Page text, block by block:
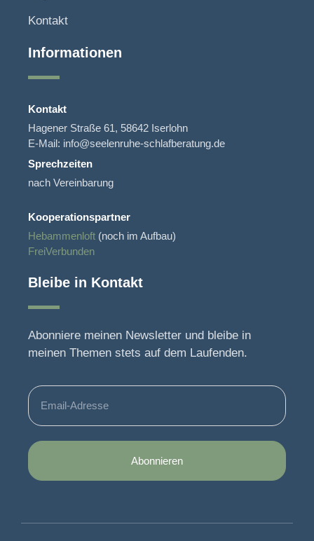
Kontakt
Informationen
Kontakt
Hagener Straße 61, 58642 Iserlohn
E-Mail: info@seelenruhe-schlafberatung.de
Sprechzeiten
nach Vereinbarung
Kooperationspartner
Hebammenloft (noch im Aufbau)
FreiVerbunden
Bleibe in Kontakt
Abonniere meinen Newsletter und bleibe in
meinen Themen stets auf dem Laufenden.
Abonnieren